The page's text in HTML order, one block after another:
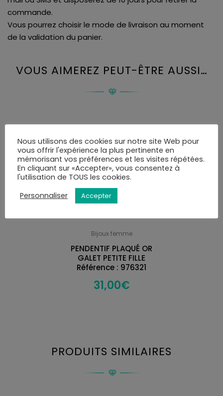
commande.
Vous pourrez choisir le mode de livraison au moment
de la validation du panier.
VOUS AIMEREZ PEUT-ÊTRE AUSSI…
Bijoux femme
PENDENTIF PLAQUÉ OR
GALET PETITE FILLE
Référence : 976321
31,00€
PRODUITS SIMILAIRES
Nous utilisons des cookies sur notre site Web pour
vous offrir l'expérience la plus pertinente en
mémorisant vos préférences et les visites répétées.
En cliquant sur «Accepter», vous consentez à
l'utilisation de TOUS les cookies.
Personnaliser
Accepter